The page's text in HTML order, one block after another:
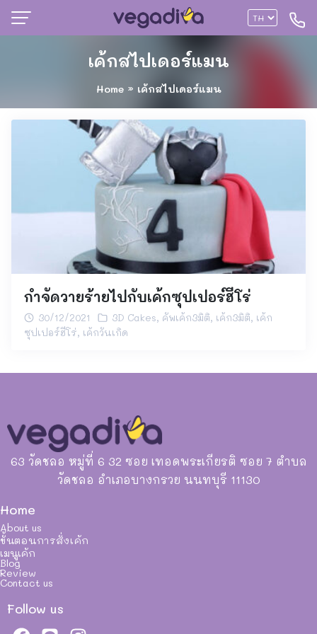
เค้กสไปเดอร์แมน
Home» เค้กสไปเดอร์แมน
กำจัดวายร้ายไปกับเค้กซุปเปอร์ฮีโร่
30/12/2021 3D Cakes, คัพเค้ก3มิติ, เค้ก3มิติ, เค้ก
ซุปเปอร์ฮีโร่, เค้กวันเกิด
63 วัดชลอ หมู่ที่ 6 32 ซอย เทอดพระเกียรติ ซอย 7 ตำบล
วัดชลอ อำเภอบางกรวย นนทบุรี 11130
Home
About us
ขั้นตอนการสั่งเค้ก
เมนูเค้ก
Blog
Review
Contact us
Follow us